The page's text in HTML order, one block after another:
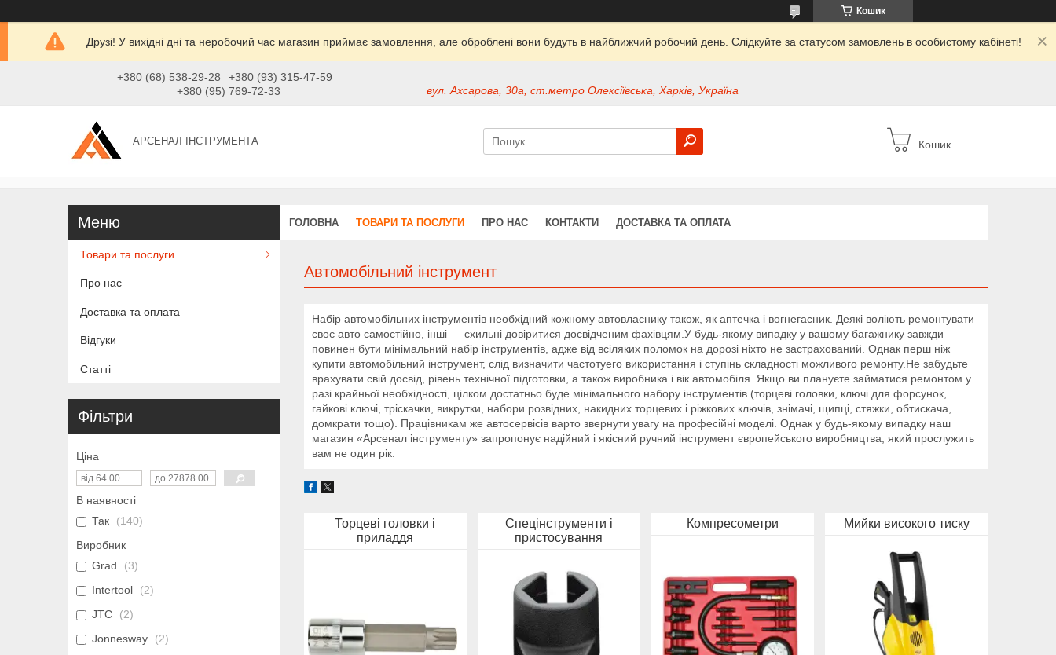
Кошик
Друзі! У вихідні дні та неробочий час магазин приймає замовлення, але оброблені вони будуть в найближчий робочий день. Слідкуйте за статусом замовлень в особистому кабінеті!
+380 (68) 538-29-28
+380 (93) 315-47-59
+380 (95) 769-72-33
вул. Ахсарова, 30а, ст.метро Олексіївська, Харків, Україна
АРСЕНАЛ ІНСТРУМЕНТА Кошик
ГОЛОВНА ТОВАРИ ТА ПОСЛУГИ ПРО НАС КОНТАКТИ ДОСТАВКА ТА ОПЛАТА
Автомобільний інструмент
Набір автомобільних інструментів необхідний кожному автовласнику також, як аптечка і вогнегасник. Деякі воліють ремонтувати
своє авто самостійно, інші ― схильні довіритися досвідченим фахівцям.У будь-якому випадку у вашому багажнику завжди
повинен бути мінімальний набір інструментів, адже від всіляких поломок на дорозі ніхто не застрахований. Однак перш ніж
купити автомобільний інструмент, слід визначити частотуего використання і ступінь складності можливого ремонту.Не забудьте
врахувати свій досвід, рівень технічної підготовки, а також виробника і вік автомобіля. Якщо ви плануєте займатися ремонтом у
разі крайньої необхідності, цілком достатньо буде мінімального набору інструментів (торцеві головки, ключі для форсунок,
гайкові ключі, тріскачки, викрутки, набори розвідних, накидних торцевих і ріжкових ключів, знімачі, щипці, стяжки, обтискача,
домкрати тощо). Працівникам же автосервісів варто звернути увагу на професійні моделі. Однак у будь-якому випадку наш
магазин «Арсенал інструменту» запропонує надійний і якісний ручний інструмент європейського виробництва, який прослужить
вам не один рік.
Торцеві головки і
приладдя
Спецінструменти і
пристосування
Компресометри Мийки високого тиску
Товари та послуги
Про нас
Доставка та оплата
Відгуки
Статті
Фільтри
Ціна
В наявності
Так
140
Виробник
Grad
3
Intertool
2
JTC
2
Jonnesway
2